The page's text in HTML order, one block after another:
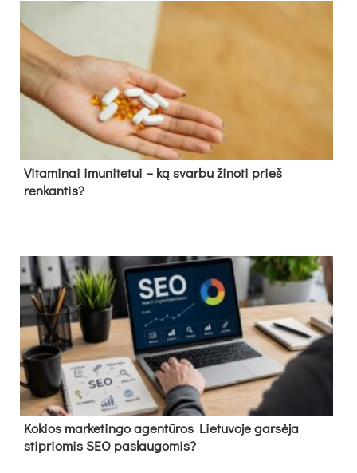
Vitaminai imunitetui – ką svarbu žinoti prieš
renkantis?
Kokios marketingo agentūros Lietuvoje garsėja
stipriomis SEO paslaugomis?